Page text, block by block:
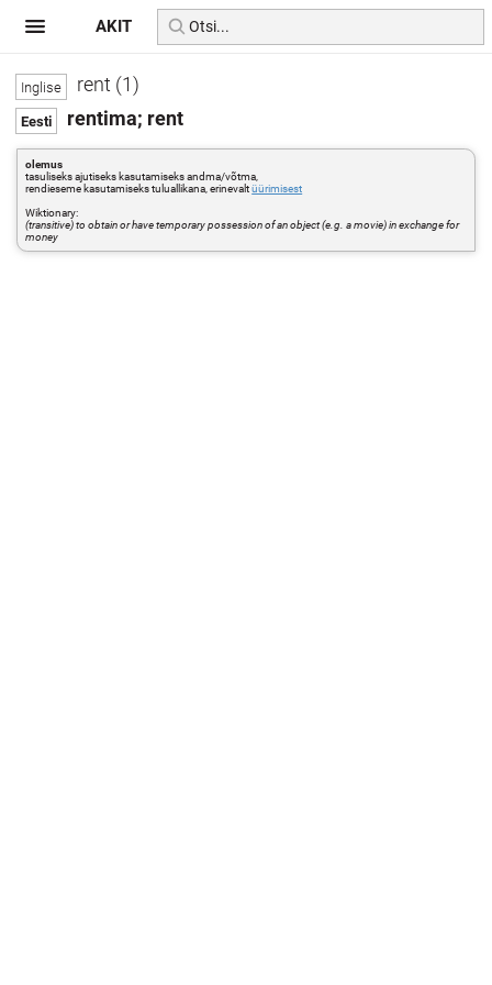
rent (1)
rentima; rent
olemus
tasuliseks ajutiseks kasutamiseks andma/võtma,
rendieseme kasutamiseks tuluallikana, erinevaltüürimisest
Wiktionary:
(transitive) to obtain or have temporary possession of an object (e.g. a movie) in exchange for
money
AKIT